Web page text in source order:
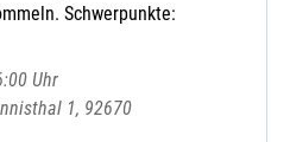
Schwerpunkte:
Uhr
1, 92670